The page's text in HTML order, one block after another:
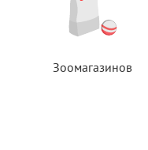
Зоомагазинов